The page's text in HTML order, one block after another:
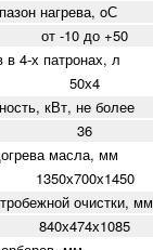
нагрева, oС
от -10 до +50
4-х патронах, л
50х4
кВт, не более
36
масла, мм
1350х700х1450
очистки, мм
840х474х1085